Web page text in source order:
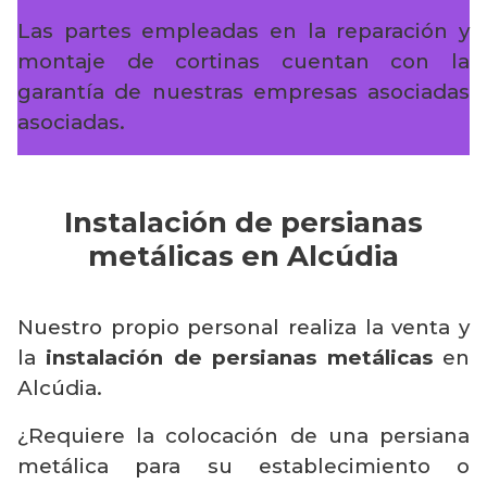
Las partes empleadas en la reparación y
montaje de cortinas cuentan con la
garantía de nuestras empresas asociadas
asociadas.
Instalación de persianas
metálicas en Alcúdia
Nuestro propio personal realiza la venta y
la instalación de persianas metálicasen
Alcúdia.
¿Requiere la colocación de una persiana
metálica para su establecimiento o